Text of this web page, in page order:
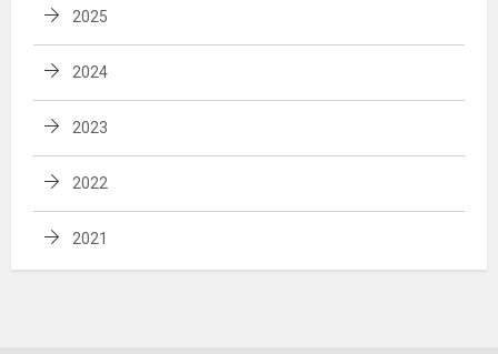
2025
2024
2023
2022
2021